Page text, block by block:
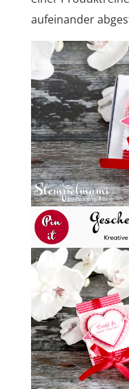
aufeinander